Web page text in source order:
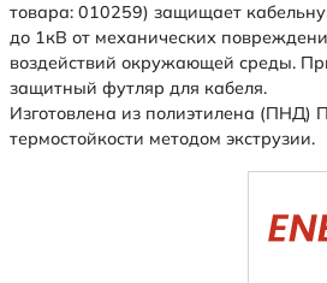
товара: 010259) защищает
до 1кВ от механических
воздействий окружающей среды.
защитный футляр для кабеля.
Изготовлена из полиэтилена
термостойкости методом экструзии.